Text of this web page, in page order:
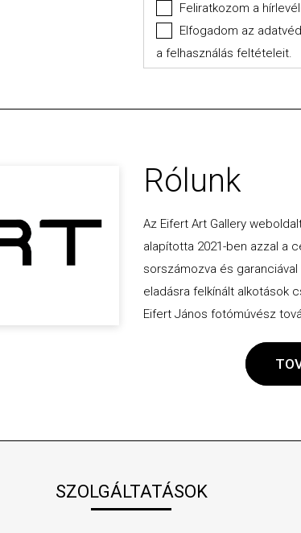
Feliratkozom a
Elfogadom az
a felhasználás feltételeit.
Rólunk
Az Eifert Art Gallery
alapította 2021-ben azzal a
sorszámozva és
eladásra felkínált alkotások
Eifert János fotómúvész
SZOLGÁLTATÁSOK